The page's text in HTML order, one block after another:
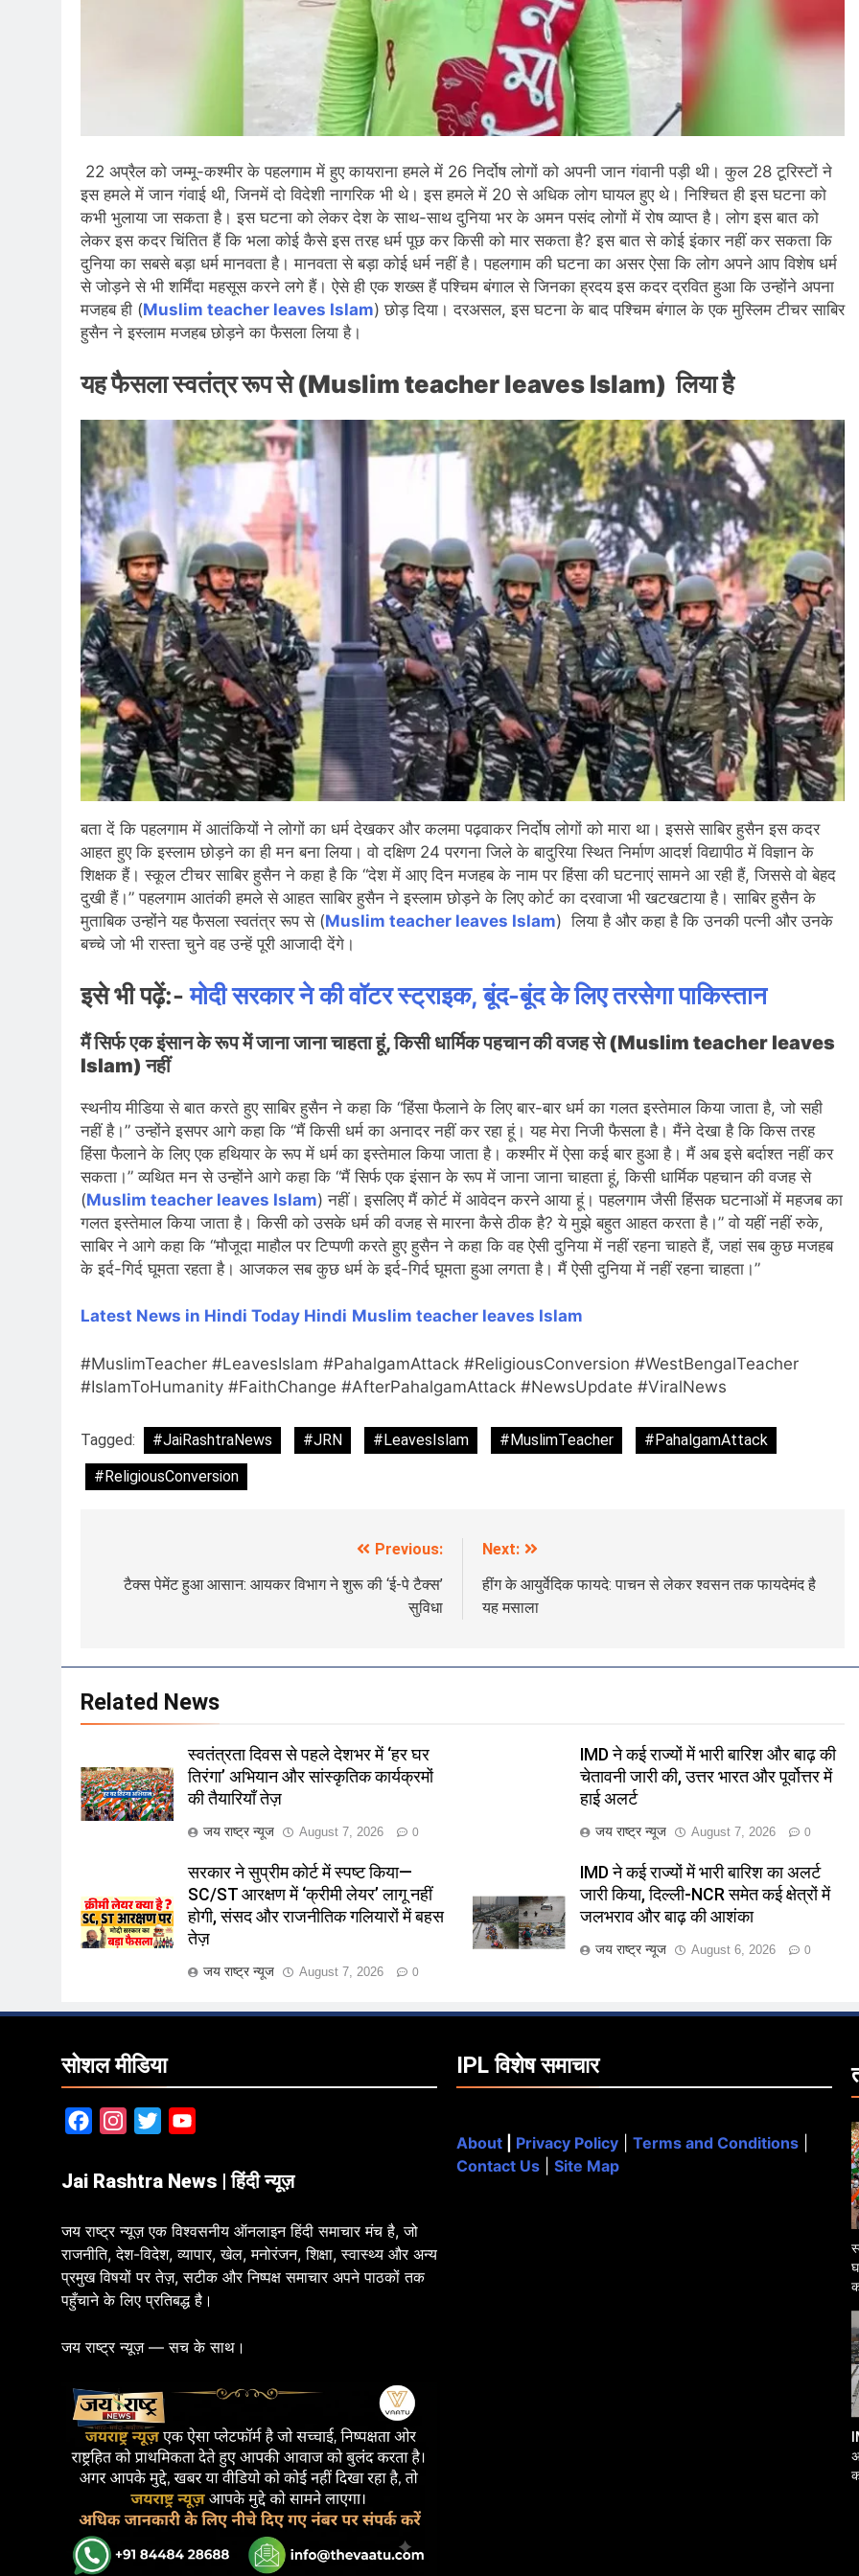
22 अप्रैल को जम्मू-कश्मीर के पहलगाम में हुए कायराना हमले में 26 निर्दोष लोगों को अपनी जान गंवानी पड़ी थी। कुल 28 टूरिस्टों ने
इस हमले में जान गंवाई थी, जिनमें दो विदेशी नागरिक भी थे। इस हमले में 20 से अधिक लोग घायल हुए थे। निश्चित ही इस घटना को
कभी भुलाया जा सकता है। इस घटना को लेकर देश के साथ-साथ दुनिया भर के अमन पसंद लोगों में रोष व्याप्त है। लोग इस बात को
लेकर इस कदर चिंतित हैं कि भला कोई कैसे इस तरह धर्म पूछ कर किसी को मार सकता है? इस बात से कोई इंकार नहीं कर सकता कि
दुनिया का सबसे बड़ा धर्म मानवता है। मानवता से बड़ा कोई धर्म नहीं है। पहलगाम की घटना का असर ऐसा कि लोग अपने आप विशेष धर्म
से जोड़ने से भी शर्मिंदा महसूस करने लगे हैं। ऐसे ही एक शख्स हैं पश्चिम बंगाल से जिनका ह्रदय इस कदर द्रवित हुआ कि उन्होंने अपना
मजहब ही (Muslim teacher leaves Islam) छोड़ दिया। दरअसल, इस घटना के बाद पश्चिम बंगाल के एक मुस्लिम टीचर साबिर
हुसैन ने इस्लाम मजहब छोड़ने का फैसला लिया है।
यह फैसला स्वतंत्र रूप से (Muslim teacher leaves Islam) लिया है
बता दें कि पहलगाम में आतंकियों ने लोगों का धर्म देखकर और कलमा पढ़वाकर निर्दोष लोगों को मारा था। इससे साबिर हुसैन इस कदर
आहत हुए कि इस्लाम छोड़ने का ही मन बना लिया। वो दक्षिण 24 परगना जिले के बादुरिया स्थित निर्माण आदर्श विद्यापीठ में विज्ञान के
शिक्षक हैं। स्कूल टीचर साबिर हुसैन ने कहा है कि “देश में आए दिन मजहब के नाम पर हिंसा की घटनाएं सामने आ रही हैं, जिससे वो बेहद
दुखी हैं।” पहलगाम आतंकी हमले से आहत साबिर हुसैन ने इस्लाम छोड़ने के लिए कोर्ट का दरवाजा भी खटखटाया है। साबिर हुसैन के
मुताबिक उन्होंने यह फैसला स्वतंत्र रूप से (Muslim teacher leaves Islam) लिया है और कहा है कि उनकी पत्नी और उनके
बच्चे जो भी रास्ता चुने वह उन्हें पूरी आजादी देंगे।
इसे भी पढ़ें:-मोदी सरकार ने की वॉटर स्ट्राइक, बूंद-बूंद के लिए तरसेगा पाकिस्तान
मैं सिर्फ एक इंसान के रूप में जाना जाना चाहता हूं, किसी धार्मिक पहचान की वजह से (Muslim teacher leaves
Islam) नहीं
स्थनीय मीडिया से बात करते हुए साबिर हुसैन ने कहा कि “हिंसा फैलाने के लिए बार-बार धर्म का गलत इस्तेमाल किया जाता है, जो सही
नहीं है।” उन्होंने इसपर आगे कहा कि “मैं किसी धर्म का अनादर नहीं कर रहा हूं। यह मेरा निजी फैसला है। मैंने देखा है कि किस तरह
हिंसा फैलाने के लिए एक हथियार के रूप में धर्म का इस्तेमाल किया जाता है। कश्मीर में ऐसा कई बार हुआ है। मैं अब इसे बर्दाश्त नहीं कर
सकता।” व्यथित मन से उन्होंने आगे कहा कि “मैं सिर्फ एक इंसान के रूप में जाना जाना चाहता हूं, किसी धार्मिक पहचान की वजह से
(Muslim teacher leaves Islam) नहीं। इसलिए मैं कोर्ट में आवेदन करने आया हूं। पहलगाम जैसी हिंसक घटनाओं में महजब का
गलत इस्तेमाल किया जाता है। किसी को उसके धर्म की वजह से मारना कैसे ठीक है? ये मुझे बहुत आहत करता है।” वो यहीं नहीं रुके,
साबिर ने आगे कहा कि “मौजूदा माहौल पर टिप्पणी करते हुए हुसैन ने कहा कि वह ऐसी दुनिया में नहीं रहना चाहते हैं, जहां सब कुछ मजहब
के इर्द-गिर्द घूमता रहता है। आजकल सब कुछ धर्म के इर्द-गिर्द घूमता हुआ लगता है। मैं ऐसी दुनिया में नहीं रहना चाहता।”
Latest News in Hindi Today Hindi Muslim teacher leaves Islam
#MuslimTeacher #LeavesIslam #PahalgamAttack #ReligiousConversion #WestBengalTeacher
#IslamToHumanity #FaithChange #AfterPahalgamAttack #NewsUpdate #ViralNews
Tagged: #JaiRashtraNews #JRN #LeavesIslam #MuslimTeacher
#PahalgamAttack
#ReligiousConversion
navigation
Previous:
टैक्स पेमेंट हुआ आसान: आयकर विभाग ने शुरू की ‘ई-पे टैक्स’
सुविधा
Next:
हींग के आयुर्वेदिक फायदे: पाचन से लेकर श्वसन तक फायदेमंद है
यह मसाला
Related News
स्वतंत्रता दिवस से पहले देशभर में ‘हर घर
तिरंगा’ अभियान और सांस्कृतिक कार्यक्रमों
की तैयारियाँ तेज़
जय राष्ट्र न्यूज August 7, 2026 0
IMD ने कई राज्यों में भारी बारिश और बाढ़ की
चेतावनी जारी की, उत्तर भारत और पूर्वोत्तर में
हाई अलर्ट
जय राष्ट्र न्यूज August 7, 2026 0
सरकार ने सुप्रीम कोर्ट में स्पष्ट किया—
SC/ST आरक्षण में ‘क्रीमी लेयर’ लागू नहीं
होगी, संसद और राजनीतिक गलियारों में बहस
तेज़
जय राष्ट्र न्यूज August 7, 2026 0
IMD ने कई राज्यों में भारी बारिश का अलर्ट
जारी किया, दिल्ली-NCR समेत कई क्षेत्रों में
जलभराव और बाढ़ की आशंका
जय राष्ट्र न्यूज August 6, 2026 0
सोशल मीडिया
FacebookInstagram
Twitter
Jai Rashtra News | हिंदी न्यूज़
जय राष्ट्र न्यूज़ एक विश्वसनीय ऑनलाइन हिंदी समाचार मंच है, जो
राजनीति, देश-विदेश, व्यापार, खेल, मनोरंजन, शिक्षा, स्वास्थ्य और अन्य
प्रमुख विषयों पर तेज़, सटीक और निष्पक्ष समाचार अपने पाठकों तक
पहुँचाने के लिए प्रतिबद्ध है।
जय राष्ट्र न्यूज़ — सच के साथ।
IPL विशेष समाचार
About Privacy Policy Terms and Conditions
Contact Us
Site Map